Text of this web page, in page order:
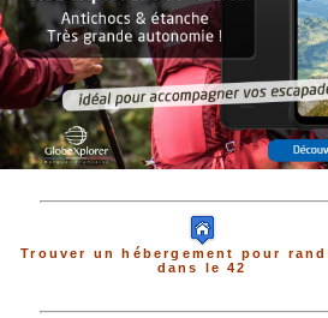
Trouver un hébergement pour
dans le 42